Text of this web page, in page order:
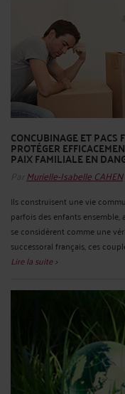
CONCUBINAGE ET PACS
PROTÉGER
PAIX FAMILIALE EN
Par Murielle-Isabelle CAHEN
Ils construisent une vie
parfois des enfants
se considèrent comme une
successoral français, ces
Lire la suite >